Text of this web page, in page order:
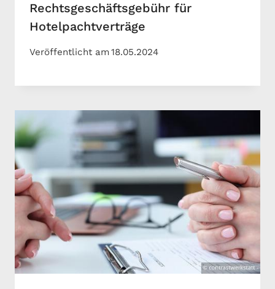
Rechtsgeschäftsgebühr für
Hotelpachtverträge
Veröffentlicht am18.05.2024